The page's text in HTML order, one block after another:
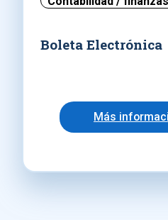
Boleta Electrónica
Más